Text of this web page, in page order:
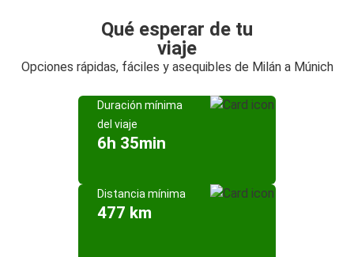
Qué esperar de tu
viaje
Opciones rápidas, fáciles y asequibles de Milán a Múnich
Duración mínima
del viaje
6h 35min
Distancia mínima
477 km